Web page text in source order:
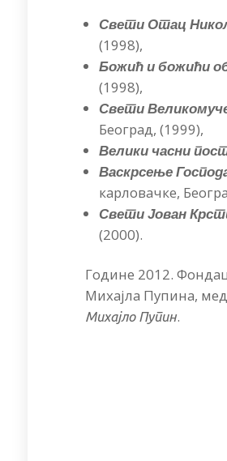
Свети Отац
(1998),
Божић и божићи
(1998),
Свети
Београд, (1999),
Велики часни
Васкрсење
карловачке,
Свети Јован
(2000).
Године 2012.
Михајла Пупина,
Михајло Пупин.